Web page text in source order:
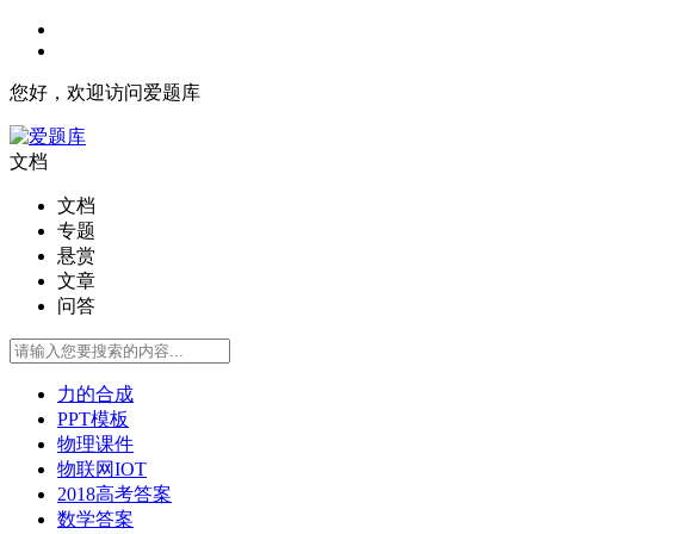
您好，欢迎访问爱题库
文档
文档
专题
悬赏
文章
问答
力的合成
PPT模板
物理课件
物联网IOT
2018高考答案
数学答案